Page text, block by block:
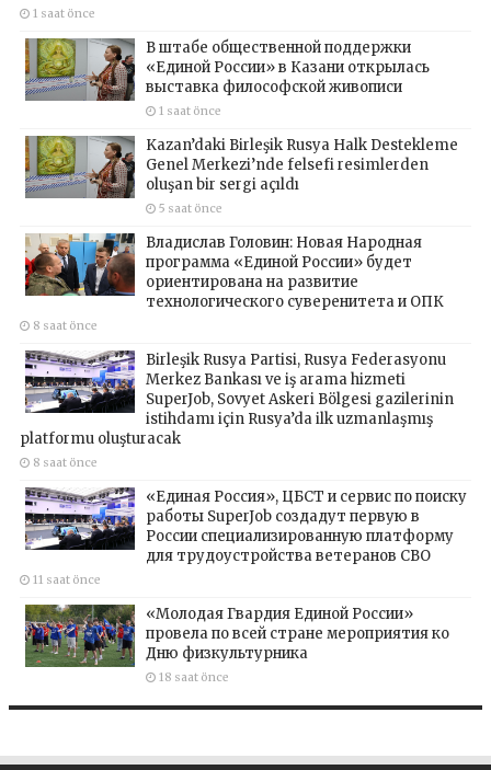
1 saat önce
В штабе общественной поддержки
«Единой России» в Казани открылась
выставка философской живописи
1 saat önce
Kazan’daki Birleşik Rusya Halk Destekleme
Genel Merkezi’nde felsefi resimlerden
oluşan bir sergi açıldı
5 saat önce
Владислав Головин: Новая Народная
программа «Единой России» будет
ориентирована на развитие
технологического суверенитета и ОПК
8 saat önce
Birleşik Rusya Partisi, Rusya Federasyonu
Merkez Bankası ve iş arama hizmeti
SuperJob, Sovyet Askeri Bölgesi gazilerinin
istihdamı için Rusya’da ilk uzmanlaşmış
platformu oluşturacak
8 saat önce
«Единая Россия», ЦБСТ и сервис по поиску
работы SuperJob создадут первую в
России специализированную платформу
для трудоустройства ветеранов СВО
11 saat önce
«Молодая Гвардия Единой России»
провела по всей стране мероприятия ко
Дню физкультурника
18 saat önce